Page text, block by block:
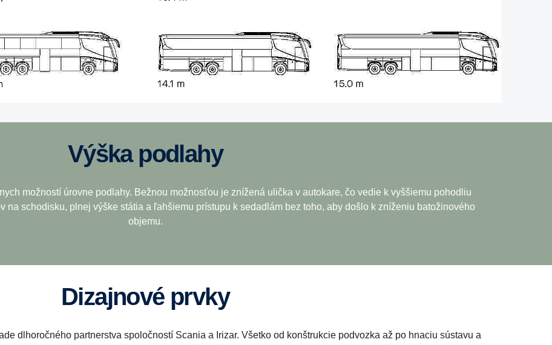
Výška podlahy
možností úrovne podlahy. Bežnou možnosťou je znížená ulička v autokare, čo vedie k vyššiemu pohodliu
na schodisku, plnej výške státia a ľahšiemu prístupu k sedadlám bez toho, aby došlo k zníženiu batožinového
objemu.
Dizajnové prvky
dlhoročného partnerstva spoločností Scania a Irizar. Všetko od konštrukcie podvozka až po hnaciu sústavu a